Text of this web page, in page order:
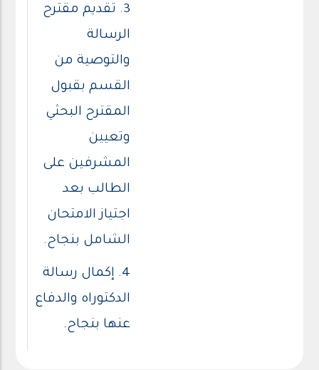
3. تقديم مقترح
الرسالة
والتوصية من
القسم بقبول
المقترح البحثي
وتعيين
المشرفين على
الطالب بعد
اجتياز الامتحان
الشامل بنجاح.
4. إكمال رسالة
الدكتوراه والدفاع
عنها بنجاح.